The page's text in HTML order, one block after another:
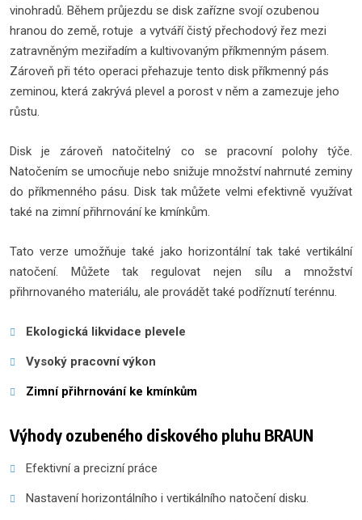
vinohradů. Během průjezdu se disk zařízne svojí ozubenou
hranou do země, rotuje a vytváří čistý přechodový řez mezi
zatravněným meziřadím a kultivovaným příkmenným pásem.
Zároveň při této operaci přehazuje tento disk příkmenný pás
zeminou, která zakrývá plevel a porost v něm a zamezuje jeho
růstu.
Disk je zároveň natočitelný co se pracovní polohy týče.
Natočením se umocňuje nebo snižuje množství nahrnuté zeminy
do příkmenného pásu. Disk tak můžete velmi efektivně využívat
také na zimní přihrnování ke kmínkům.
Tato verze umožňuje také jako horizontální tak také vertikální
natočení. Můžete tak regulovat nejen sílu a množství
přihrnovaného materiálu, ale provádět také podříznutí terénnu.
Ekologická likvidace plevele
Vysoký pracovní výkon
Zimní přihrnování ke kmínkům
Výhody ozubeného diskového pluhu BRAUN
Efektivní a precizní práce
Nastavení horizontálního i vertikálního natočení disku.